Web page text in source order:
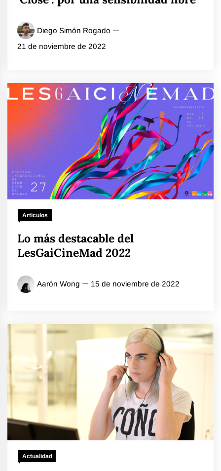
Diego Simón Rogado
21 de noviembre de 2022
Artículos
Lo más destacable del
LesGaiCineMad 2022
Aarón Wong 15 de noviembre de 2022
Actualidad